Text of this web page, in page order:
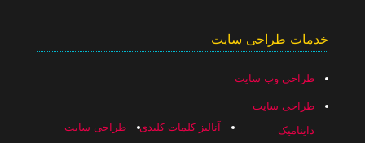
خدمات طراحی سایت
طراحی وب سایت
طراحی سایت
داینامیک
آنالیز کلمات کلیدی
طراحی سایت